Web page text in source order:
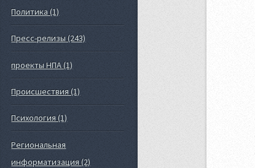
Политика (1)
Пресс-релизы (243)
проекты НПА (1)
Происшествия (1)
Психология (1)
Региональная
информатизация (2)